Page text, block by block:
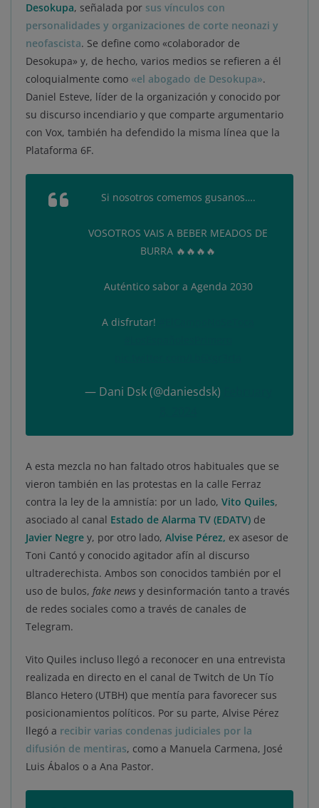
Desokupa, señalada por sus vínculos con
personalidades y organizaciones de corte neonazi y
neofascista. Se define como «colaborador de
Desokupa» y, de hecho, varios medios se refieren a él
coloquialmente como «el abogado de Desokupa».
Daniel Esteve, líder de la organización y conocido por
su discurso incendiario y que comparte argumentario
con Vox, también ha defendido la misma línea que la
Plataforma 6F.
Si nosotros comemos gusanos….
VOSOTROS VAIS A BEBER MEADOS DE
BURRA 🔥🔥🔥🔥
Auténtico sabor a Agenda 2030
A disfrutar!
— Dani Dsk (@daniesdsk)
A esta mezcla no han faltado otros habituales que se
vieron también en las protestas en la calle Ferraz
contra la ley de la amnistía: por un lado, Vito Quiles,
asociado al canal Estado de Alarma TV (EDATV) de
Javier Negre y, por otro lado, Alvise Pérez, ex asesor de
Toni Cantó y conocido agitador afín al discurso
ultraderechista. Ambos son conocidos también por el
uso de bulos, fake news y desinformación tanto a través
de redes sociales como a través de canales de
Telegram.
Vito Quiles incluso llegó a reconocer en una entrevista
realizada en directo en el canal de Twitch de Un Tío
Blanco Hetero (UTBH) que mentía para favorecer sus
posicionamientos políticos. Por su parte, Alvise Pérez
llegó a recibir varias condenas judiciales por la
difusión de mentiras, como a Manuela Carmena, José
Luis Ábalos o a Ana Pastor.